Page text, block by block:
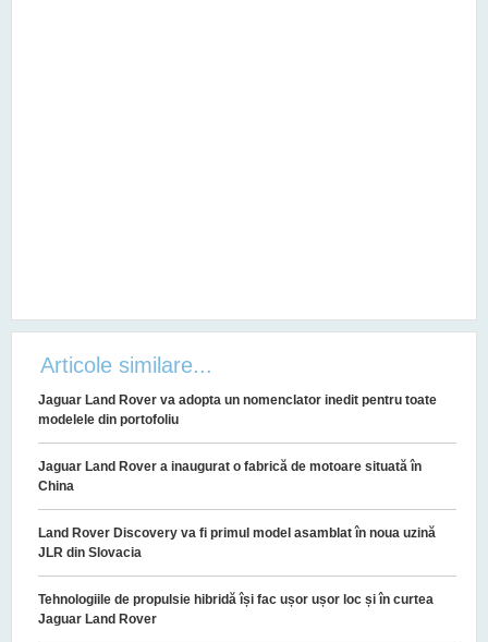
Articole similare...
Jaguar Land Rover va adopta un nomenclator inedit pentru toate
modelele din portofoliu
Jaguar Land Rover a inaugurat o fabrică de motoare situată în
China
Land Rover Discovery va fi primul model asamblat în noua uzină
JLR din Slovacia
Tehnologiile de propulsie hibridă își fac ușor ușor loc și în curtea
Jaguar Land Rover